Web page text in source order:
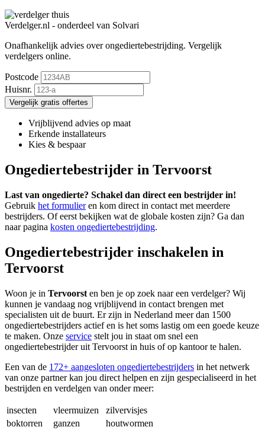
Verdelger.nl - onderdeel van Solvari
Onafhankelijk advies over ongediertebestrijding. Vergelijk
verdelgers online.
Postcode
Huisnr.
Vergelijk gratis offertes
Vrijblijvend advies op maat
Erkende installateurs
Kies & bespaar
Ongediertebestrijder in Tervoorst
Last van ongedierte? Schakel dan direct een bestrijder in!
Gebruik het formulieren kom direct in contact met meerdere
bestrijders. Of eerst bekijken wat de globale kosten zijn? Ga dan
naar pagina kosten ongediertebestrijding.
Ongediertebestrijder inschakelen in
Tervoorst
Woon je in Tervoorst en ben je op zoek naar een verdelger? Wij
kunnen je vandaag nog vrijblijvend in contact brengen met
specialisten uit de buurt. Er zijn in Nederland meer dan 1500
ongediertebestrijders actief en is het soms lastig om een goede keuze
te maken. Onze service stelt jou in staat om snel een
ongediertebestrijder uit Tervoorst in huis of op kantoor te halen.
Een van de 172+ aangesloten ongediertebestrijders in het netwerk
van onze partner kan jou direct helpen en zijn gespecialiseerd in het
bestrijden en verdelgen van onder meer:
insecten vleermuizen
zilvervisjes
boktorren
ganzen
houtwormen